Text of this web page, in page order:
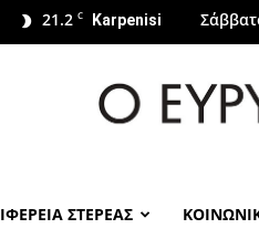
21.2 C Karpenisi
ΣΤΕΡΕΑΣ